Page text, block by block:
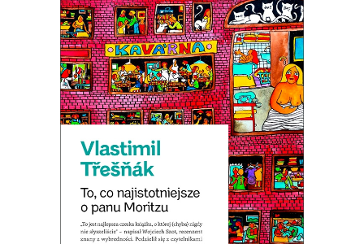
[EBOOK] TO, CO
NAJISTOTNIEJSZE O PANU
MORITZU
Premiera 22 marca
39.00 zł zł
E-BOOK DO KOSZYKA